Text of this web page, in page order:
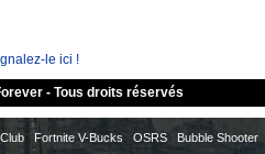
le ici !
- Tous droits réservés
Fortnite V-Bucks OSRS Bubble Shooter